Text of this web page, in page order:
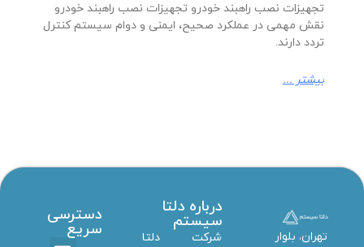
تجهیزات نصب راهبند خودرو تجهیزات نصب راهبند خودرو
نقش مهمی در عملکرد صحیح، ایمنی و دوام سیستم کنترل
تردد دارند.
بیشتر ...
تهران، بلوار
درباره دلتا
سیستم
شرکت دلتا
دسترسی
سریع